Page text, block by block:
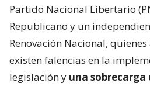
Partido Nacional Libertario
Republicano y un
Renovación Nacional,
existen falencias en la
legislación y una